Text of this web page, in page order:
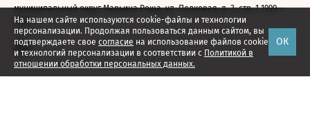
На нашем сайте используются cookie-файлы и технологии
персонализации. Продолжая пользоваться данным сайтом, вы
подтверждаете свое согласие на использование файлов cookie
и технологий персонализации в соответствии с Политикой в
отношении обработки персональных данных.
ОК
муниципальный округ Марьина Роща, ул. Полковая, д. 3, стр. 1 1999—
2026